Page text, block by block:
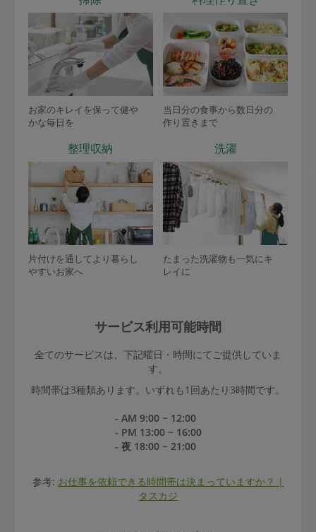
お家のキレイを保って健や
かな毎日を
当日分の食事から数日分の
作り置きまで
整理収納
片付けを通してより暮らし
やすいお家へ
洗濯
たまった洗濯物も一気にキ
レイに
サービス利用可能時間
全てのサービスは、下記曜日・時間にてご提供していま
す。
時間帯は3種類あります。いずれも1回あたり3時間です。
- AM 9:00 ~ 12:00
- PM 13:00 ~ 16:00
- 夜 18:00 ~ 21:00
参考: お仕事を依頼できる時間帯は決まっていますか？ |
タスカジ